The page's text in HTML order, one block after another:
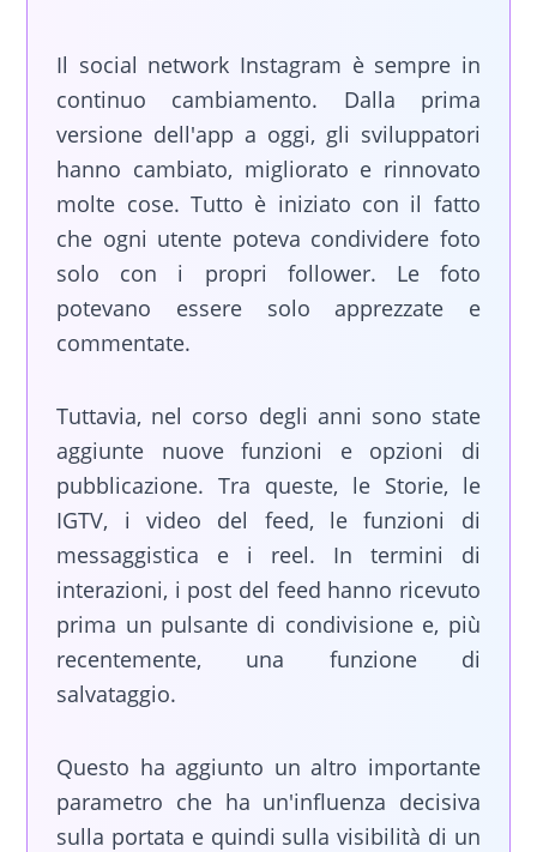
Il social network Instagram è sempre in
continuo cambiamento. Dalla prima
versione dell'app a oggi, gli sviluppatori
hanno cambiato, migliorato e rinnovato
molte cose. Tutto è iniziato con il fatto
che ogni utente poteva condividere foto
solo con i propri follower. Le foto
potevano essere solo apprezzate e
commentate.
Tuttavia, nel corso degli anni sono state
aggiunte nuove funzioni e opzioni di
pubblicazione. Tra queste, le Storie, le
IGTV, i video del feed, le funzioni di
messaggistica e i reel. In termini di
interazioni, i post del feed hanno ricevuto
prima un pulsante di condivisione e, più
recentemente, una funzione di
salvataggio.
Questo ha aggiunto un altro importante
parametro che ha un'influenza decisiva
sulla portata e quindi sulla visibilità di un